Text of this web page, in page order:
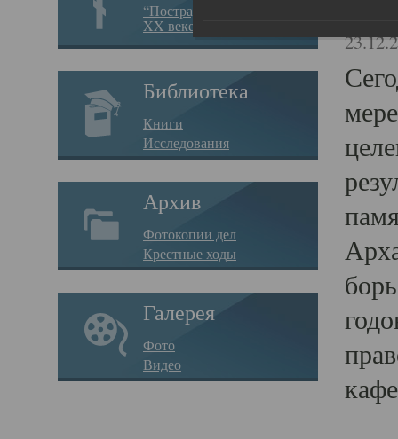
“Пострадавшие за веру в
XX веке на Севере”
Библиотека
Книги
Исследования
Архив
Фотокопии дел
Крестные ходы
Галерея
Фото
Видео